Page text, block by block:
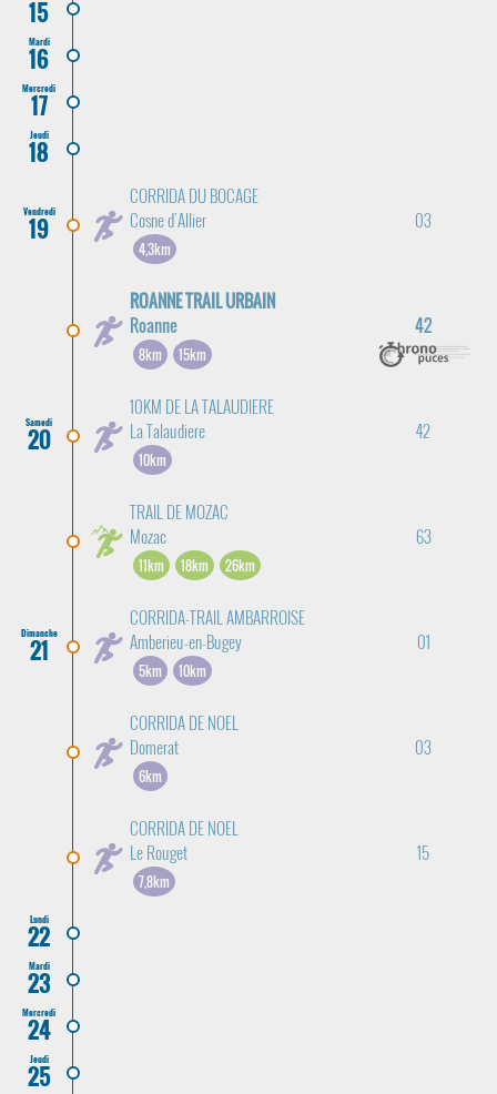
15
Mardi
16
Mercredi
17
Jeudi
18
Vendredi
19
CORRIDA DU BOCAGE
Cosne d'Allier
03
4,3km
ROANNE TRAIL URBAIN
Roanne
42
8km 15km
Samedi
20
10KM DE LA TALAUDIERE
La Talaudiere
42
10km
TRAIL DE MOZAC
Mozac
63
11km 18km 26km
Dimanche
21
CORRIDA-TRAIL AMBARROISE
Amberieu-en-Bugey
01
5km 10km
CORRIDA DE NOEL
Domerat
03
6km
CORRIDA DE NOEL
Le Rouget
15
7,8km
Lundi
22
Mardi
23
Mercredi
24
Jeudi
25